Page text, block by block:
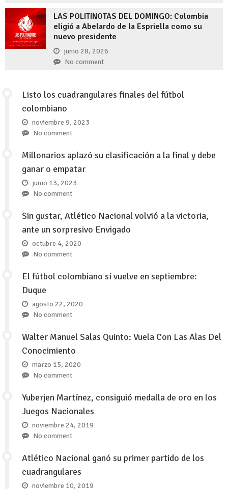
LAS POLITINOTAS DEL DOMINGO: Colombia
eligió a Abelardo de la Espriella como su
nuevo presidente
junio 28, 2026
No comment
Listo los cuadrangulares finales del fútbol
colombiano
noviembre 9, 2023
No comment
Millonarios aplazó su clasificación a la final y debe
ganar o empatar
junio 13, 2023
No comment
Sin gustar, Atlético Nacional volvió a la victoria,
ante un sorpresivo Envigado
octubre 4, 2020
No comment
El fútbol colombiano sí vuelve en septiembre:
Duque
agosto 22, 2020
No comment
Walter Manuel Salas Quinto: Vuela Con Las Alas Del
Conocimiento
marzo 15, 2020
No comment
Yuberjen Martínez, consiguió medalla de oro en los
Juegos Nacionales
noviembre 24, 2019
No comment
Atlético Nacional ganó su primer partido de los
cuadrangulares
noviembre 10, 2019